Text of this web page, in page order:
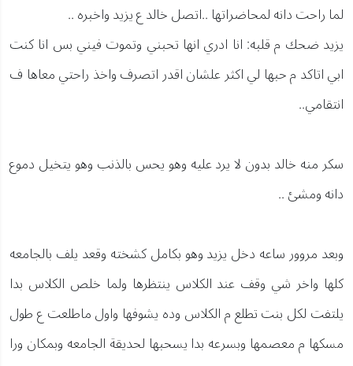
لما راحت دانه لمحاضراتها ..اتصل خالد ع يزيد واخبره ..
يزيد ضحك م قلبه: انا ادري انها تحبني وتموت فيني بس انا كنت
ابي اتاكد م حبها لي اكثر علشان اقدر اتصرف واخذ راحتي معاها ف
انتقامي..
سكر منه خالد بدون لا يرد عليه وهو يحس بالذنب وهو يتخيل دموع
دانه ومشئ ..
وبعد مروور ساعه دخل يزيد وهو بكامل كشخته وقعد يلف بالجامعه
كلها واخر شي وقف عند الكلاس ينتظرها ولما خلص الكلاس بدا
يلتفت لكل بنت تطلع م الكلاس وده يشوفها واول ماطلعت ع طول
مسكها م معصمها وبسرعه بدا يسحبها لحديقة الجامعه وبمكان ورا